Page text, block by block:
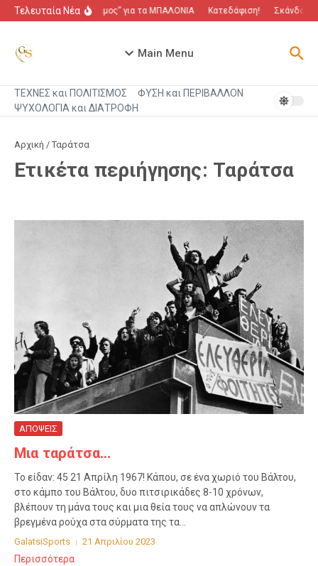
Μετάβαση στο περιεχόμενο
Τελευταία Νέα“Πόλεμος” για τα ΜΠΑΛΟΝΙΑ Κατεδάφιση! Σκάνδαλο
Main Menu
ΤΕΧΝΕΣ και ΠΟΛΙΤΙΣΜΟΣ
ΦΥΣΗ και ΠΕΡΙΒΑΛΛΟΝ
ΨΥΧΟΛΟΓΙΑ και ΔΙΑΤΡΟΦΗ
Αρχική / Ταράτσα
Ετικέτα περιήγησης: Ταράτσα
ΑΠΟΨΕΙΣ
Μια ταράτσα…
Το είδαν: 45 21 Απρίλη 1967! Κάπου, σε ένα χωριό του Βάλτου,
στο κάμπο του Βάλτου, δυο πιτσιρικάδες 8-10 χρόνων,
βλέπουν τη μάνα τους και μια θεία τους να απλώνουν τα
βρεγμένα ρούχα στα σύρματα της τα...
GalatsiSports 21 Απριλίου 2023
Περισσότερα